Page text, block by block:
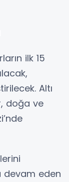
ilk 15
Altı
doğa ve
devam eden